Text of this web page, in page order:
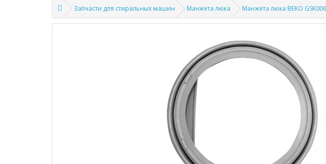
Запчасти для стиральных машин Манжета люка Манжета люка BEKO